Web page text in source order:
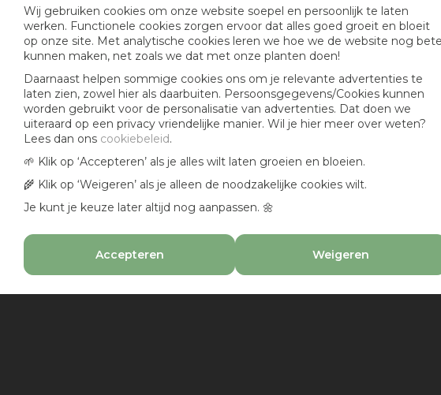
Wij gebruiken cookies om onze website soepel en persoonlijk te laten
werken. Functionele cookies zorgen ervoor dat alles goed groeit en bloeit
op onze site. Met analytische cookies leren we hoe we de website nog
kunnen maken, net zoals we dat met onze planten doen!
Daarnaast helpen sommige cookies ons om je relevante advertenties te
laten zien, zowel hier als daarbuiten. Persoonsgegevens/Cookies kunnen
worden gebruikt voor de personalisatie van advertenties. Dat doen we
uiteraard op een privacy vriendelijke manier. Wil je hier meer over weten?
Lees dan ons cookiebeleid.
🌱 Klik op ‘Accepteren’ als je alles wilt laten groeien en bloeien.
🌾 Klik op ‘Weigeren’ als je alleen de noodzakelijke cookies wilt.
Je kunt je keuze later altijd nog aanpassen. 🌼
Accepteren Weigeren